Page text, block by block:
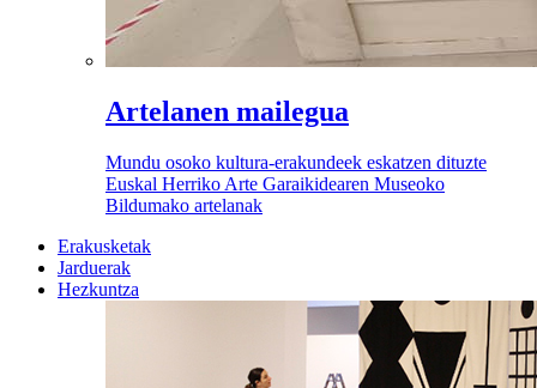
Artelanen mailegua
Mundu osoko kultura-erakundeek eskatzen dituzte
Euskal Herriko Arte Garaikidearen Museoko
Bildumako artelanak
Erakusketak
Jarduerak
Hezkuntza